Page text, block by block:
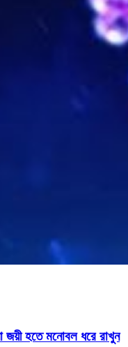
জয়ী হতে মনোবল ধরে রাখুন